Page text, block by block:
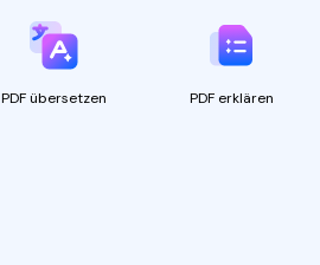
PDF übersetzen PDF erklären